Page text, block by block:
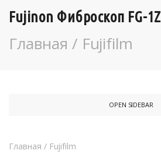
Fujinon Фиброскоп FG-1Z
Главная / Fujifilm
OPEN SIDEBAR
Главная / Fujifilm